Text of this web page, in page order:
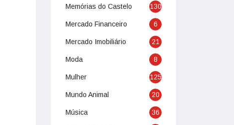
Memórias do Castelo 130
Mercado Financeiro 6
Mercado Imobiliário 21
Moda 8
Mulher 125
Mundo Animal 20
Música 36